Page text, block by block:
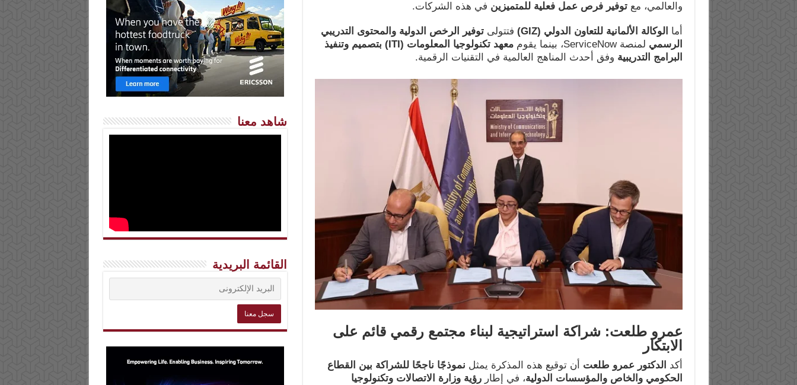
والعالمي، معتوفير فرص عمل فعلية للمتميزين في هذه الشركات.
أما الوكالة الألمانية للتعاون الدولي (GIZ) فتتولىتوفير الرخص الدولية والمحتوى التدريبي
الرسمي لمنصة ServiceNow، بينما يقوم معهد تكنولوجيا المعلومات (ITI)
بتصميم وتنفيذ
البرامج التدريبية وفق أحدث المناهج العالمية في التقنيات الرقمية.
عمرو طلعت: شراكة استراتيجية لبناء مجتمع رقمي قائم على
الابتكار
أكد الدكتور عمرو طلعت أن توقيع هذه المذكرة يمثل نموذجًا ناجحًا للشراكة بين القطاع
الحكومي والخاص والمؤسسات الدولية، في إطاررؤية وزارة الاتصالات وتكنولوجيا
شاهد معنا
القائمة البريدية